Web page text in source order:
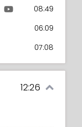
08:49
06:09
07:08
12:26